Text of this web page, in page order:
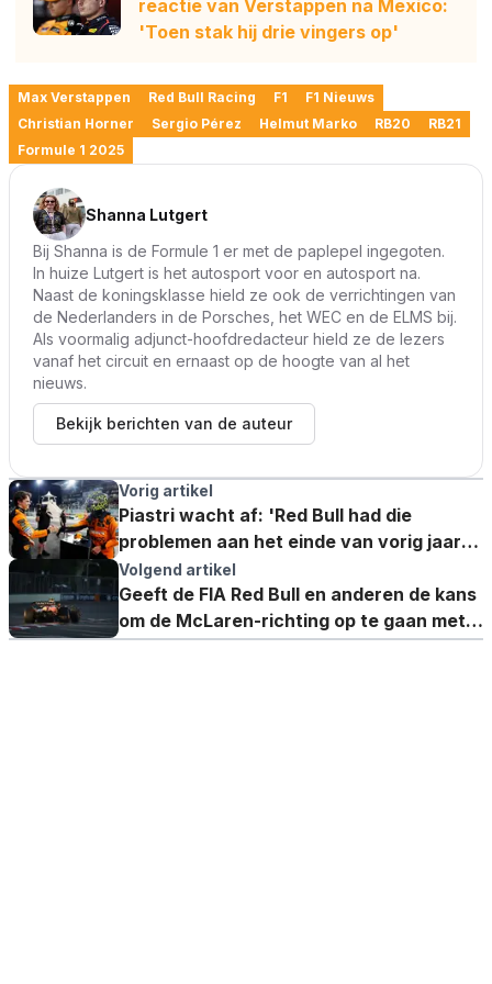
reactie van Verstappen na Mexico:
'Toen stak hij drie vingers op'
Max Verstappen Red Bull Racing F1
F1 Nieuws
Christian Horner
Sergio Pérez Helmut Marko RB20
RB21
Formule 1 2025
Shanna Lutgert
Bij Shanna is de Formule 1 er met de paplepel ingegoten.
In huize Lutgert is het autosport voor en autosport na.
Naast de koningsklasse hield ze ook de verrichtingen van
de Nederlanders in de Porsches, het WEC en de ELMS bij.
Als voormalig adjunct-hoofdredacteur hield ze de lezers
vanaf het circuit en ernaast op de hoogte van al het
nieuws.
Bekijk berichten van de auteur
Vorig artikel
Piastri wacht af: 'Red Bull had die
problemen aan het einde van vorig jaar
nog steeds'
Volgend artikel
Geeft de FIA Red Bull en anderen de kans
om de McLaren-richting op te gaan met
de flexi-wings?